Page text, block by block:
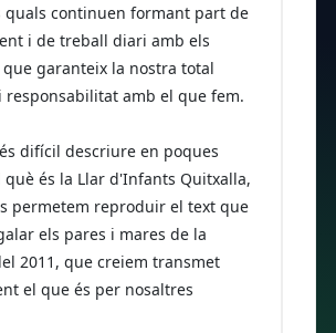
quals continuen formant part de
i de treball diari amb els
garanteix la nostra total
responsabilitat amb el que fem.
difícil descriure en poques
què és la Llar d'Infants Quitxalla,
permetem reproduir el text que
els pares i mares de la
2011, que creiem transmet
el que és per nosaltres